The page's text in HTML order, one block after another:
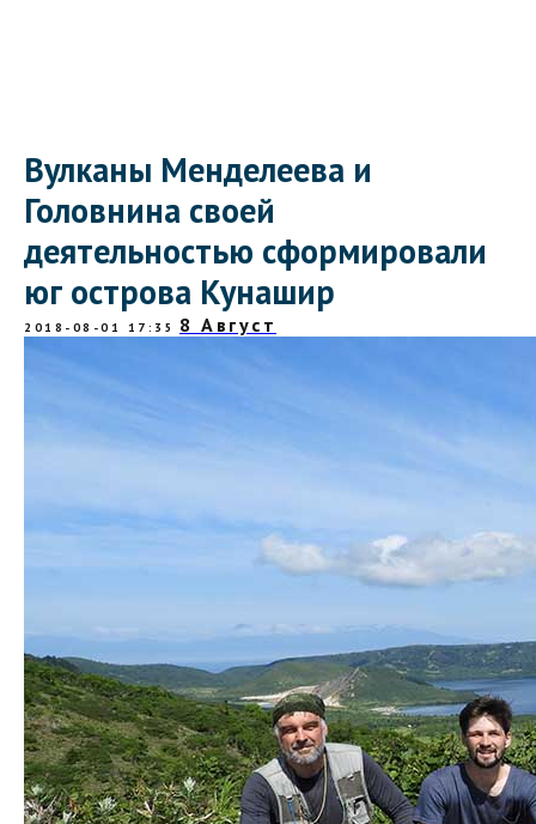
Вулканы Менделеева и
Головнина своей
деятельностью сформировали
юг острова Кунашир
2018-08-01 17:35 8 Август